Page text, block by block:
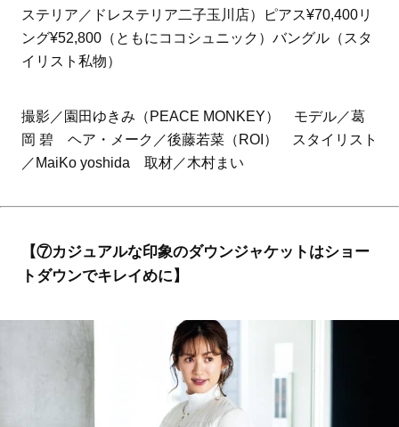
ステリア／ドレステリア二子玉川店）ピアス¥70,400リ
ング¥52,800（ともにココシュニック）バングル（スタ
イリスト私物）
撮影／園田ゆきみ（PEACE MONKEY） モデル／葛
岡 碧 ヘア・メーク／後藤若菜（ROI） スタイリスト
／MaiKo yoshida 取材／木村まい
【⑦カジュアルな印象のダウンジャケットはショー
トダウンでキレイめに】